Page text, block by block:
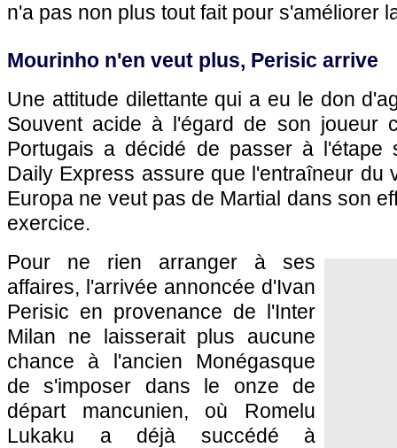
n'a pas non plus tout fait pour s'améliorer
Mourinho n'en veut plus, Perisic arrive
Une attitude dilettante qui a eu le don
Souvent acide à l'égard de son joueur
Portugais a décidé de passer à l'étape
Daily Express assure que l'entraîneur du
Europa ne veut pas de Martial dans son
exercice.
Pour ne rien arranger à ses
affaires, l'arrivée annoncée d'Ivan
Perisic en provenance de l'Inter
Milan ne laisserait plus aucune
chance à l'ancien Monégasque
de s'imposer dans le onze de
départ mancunien, où Romelu
Lukaku a déjà succédé à